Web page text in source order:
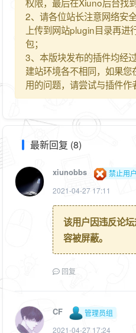
2、请各位站长注意网络安
上传到网站plugin目录再进
包；
3、本版块发布的插件均经
建站环境各不相同，如果
用的问题，请尝试与插件作
最新回复 (8)
xiunobbs
禁止用
2021-04-27 17:11
该用户因违反论
容被屏蔽。
回复
CF
管理员组
2021-04-27 17:24